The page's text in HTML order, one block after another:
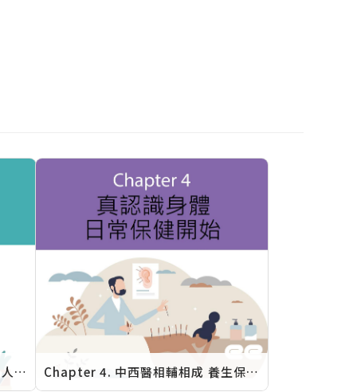
Chapter 3. 迎接無齡新時代 強健人生行動力：不以年齡定義 遠離老化因子 Chapter 4. 中西醫相輔相成 養生保健齊頭並進：真正認識身體 日常保健開始